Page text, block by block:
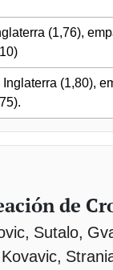
(1,76),
(1,80),
de
Sutalo,